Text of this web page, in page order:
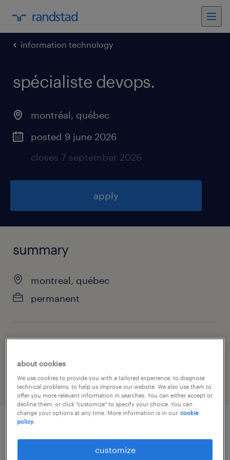
information technology
spécialiste devops.
montréal, québec
posted 9 june 2026
closes 7 september 2026
apply
summary
montreal, québec
permanent
information technology
job details
about cookies
We use cookies to provide you with a tailored experience, to diagnose
technical problems, to help us improve our website. We also use them to
offer you more relevant information in searches. You can either accept or
decline them, or click "customize" to specify your choice. You can
change your options at any time. More information is in our cookie
policy.
customize